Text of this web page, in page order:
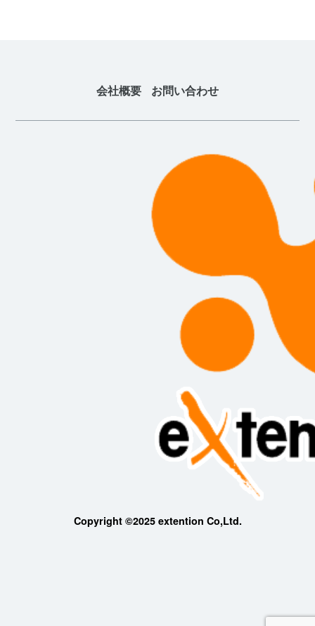
会社概要 お問い合わせ
Copyright ©2025 extention Co,Ltd.